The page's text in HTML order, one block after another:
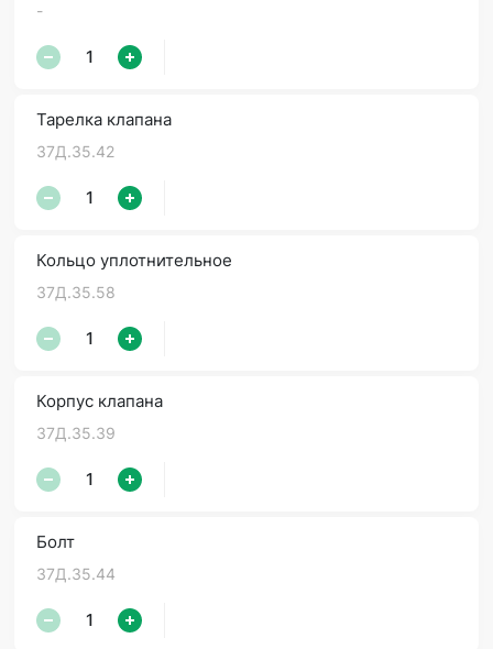
-
Тарелка клапана
37Д.35.42
Кольцо уплотнительное
37Д.35.58
Корпус клапана
37Д.35.39
Болт
37Д.35.44